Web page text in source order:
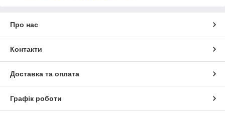
Про нас
Контакти
Доставка та оплата
Графік роботи